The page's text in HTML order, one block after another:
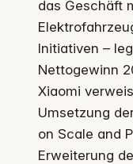
das Geschäft
Initiativen –
Nettogewinn
Xiaomi
Umsetzung
on Scale and
Erweiterung